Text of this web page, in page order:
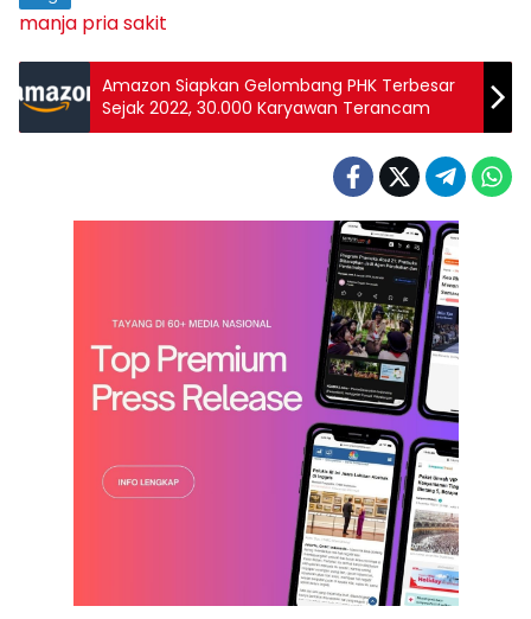
manja priasakit
Amazon Siapkan Gelombang PHK Terbesar
Sejak 2022, 30.000 Karyawan Terancam